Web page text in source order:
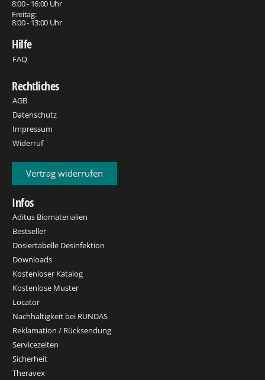
8:00 - 16:00 Uhr
Freitag:
8:00 - 13:00 Uhr
Hilfe
FAQ
Rechtliches
AGB
Datenschutz
Impressum
Widerruf
Vertrag widerrufen
Infos
Aditus Biomaterialien
Bestseller
Dosiertabelle Desinfektion
Downloads
Kostenloser Katalog
Kostenlose Muster
Locator
Nachhaltigkeit bei RUNDAS
Reklamation / Rücksendung
Servicezeiten
Sicherheit
Theravex